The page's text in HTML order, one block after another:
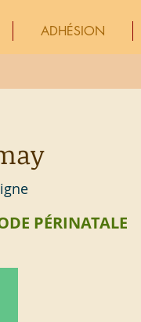
ADHÉSION
PÉRINATALE